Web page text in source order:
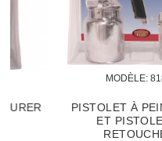
8185
PISTOLET À PEINTURER
ET PISTOLET À
RETOUCHES